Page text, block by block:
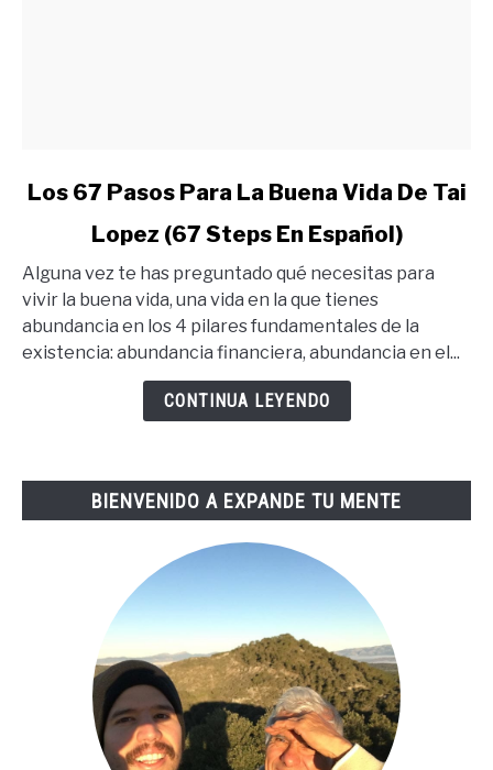
link
67
Pasos
Para
Steps
Los 67 Pasos Para La Buena Vida De Tai
Lopez (67 Steps En Español)
Alguna vez te has preguntado qué necesitas para
vivir la buena vida, una vida en la que tienes
abundancia en los 4 pilares fundamentales de la
existencia: abundancia financiera, abundancia en el...
CONTINUA LEYENDO
BIENVENIDO A EXPANDE TU MENTE